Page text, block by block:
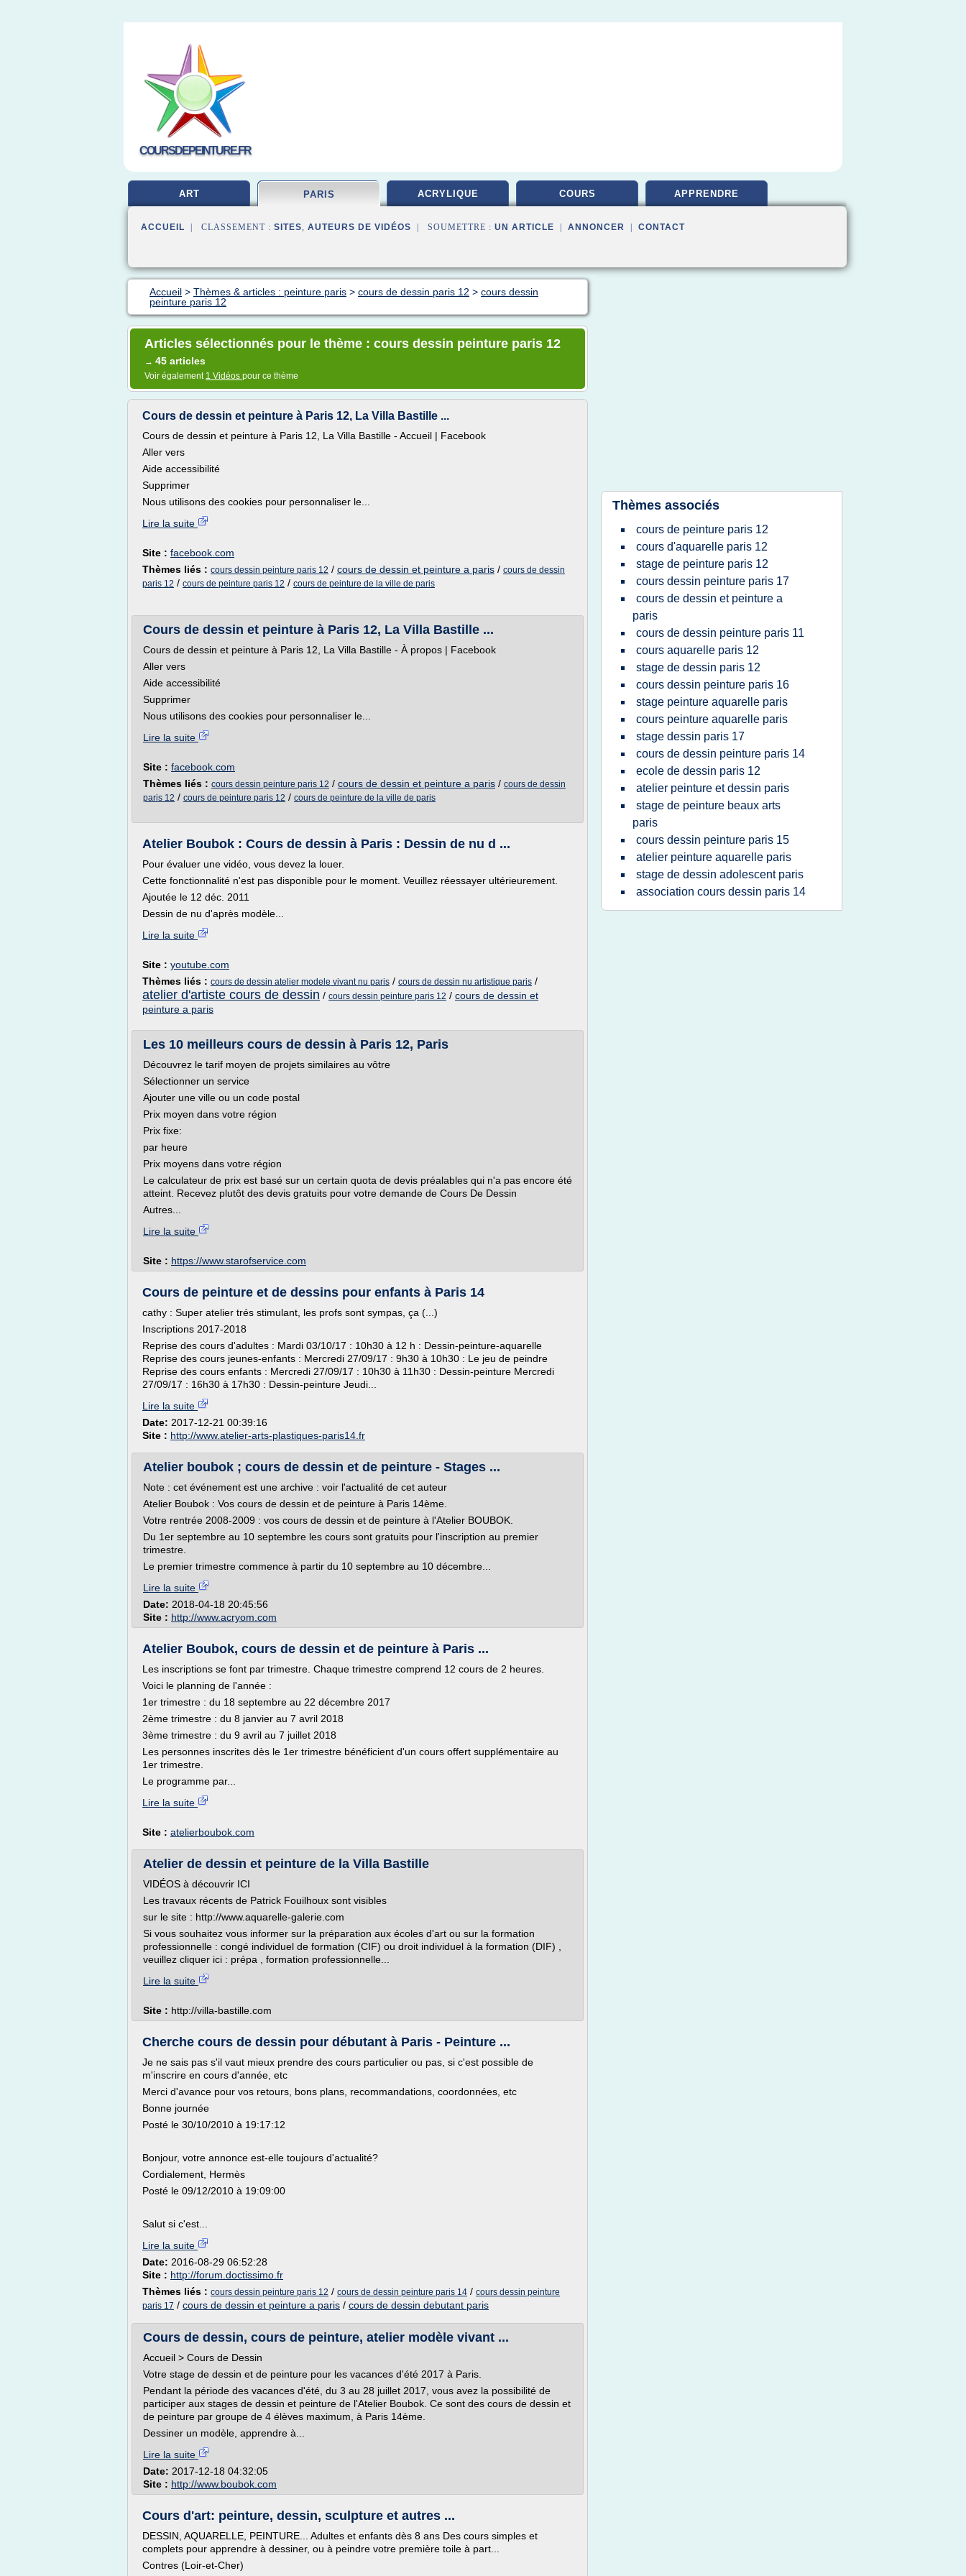
COURSDEPEINTURE.FR
ART PARIS ACRYLIQUE COURS APPRENDRE
ACCUEIL | CLASSEMENT : SITES, AUTEURS DE VIDÉOS | SOUMETTRE : UN ARTICLE ANNONCER CONTACT
Accueil > Thèmes & articles : peinture paris > cours de dessin paris 12 > cours dessin
peinture paris 12
Articles sélectionnés pour le thème : cours dessin peinture paris 12
→ 45 articles
Voir également 1 Vidéos pour ce thème
Cours de dessin et peinture à Paris 12, La Villa Bastille ...
Cours de dessin et peinture à Paris 12, La Villa Bastille - Accueil | Facebook
Aller vers
Aide accessibilité
Supprimer
Nous utilisons des cookies pour personnaliser le...
Lire la suite
Site : facebook.com
Thèmes liés : cours dessin peinture paris 12 / cours de dessin et peinture a paris / cours de dessin
paris 12 / cours de peinture paris 12 / cours de peinture de la ville de paris
Cours de dessin et peinture à Paris 12, La Villa Bastille ...
Cours de dessin et peinture à Paris 12, La Villa Bastille - À propos | Facebook
Aller vers
Aide accessibilité
Supprimer
Nous utilisons des cookies pour personnaliser le...
Lire la suite
Site : facebook.com
Thèmes liés : cours dessin peinture paris 12 / cours de dessin et peinture a paris / cours de dessin
paris 12 / cours de peinture paris 12 / cours de peinture de la ville de paris
Atelier Boubok : Cours de dessin à Paris : Dessin de nu d ...
Pour évaluer une vidéo, vous devez la louer.
Cette fonctionnalité n'est pas disponible pour le moment. Veuillez réessayer ultérieurement.
Ajoutée le 12 déc. 2011
Dessin de nu d'après modèle...
Lire la suite
Site : youtube.com
Thèmes liés : cours de dessin atelier modele vivant nu paris / cours de dessin nu artistique paris /
atelier d'artiste cours de dessin / cours dessin peinture paris 12 / cours de dessin et
peinture a paris
Les 10 meilleurs cours de dessin à Paris 12, Paris
Découvrez le tarif moyen de projets similaires au vôtre
Sélectionner un service
Ajouter une ville ou un code postal
Prix moyen dans votre région
Prix fixe:
par heure
Prix moyens dans votre région
Le calculateur de prix est basé sur un certain quota de devis préalables qui n'a pas encore été
atteint. Recevez plutôt des devis gratuits pour votre demande de Cours De Dessin
Autres...
Lire la suite
Site : https://www.starofservice.com
Cours de peinture et de dessins pour enfants à Paris 14
cathy : Super atelier trés stimulant, les profs sont sympas, ça (...)
Inscriptions 2017-2018
Reprise des cours d'adultes : Mardi 03/10/17 : 10h30 à 12 h : Dessin-peinture-aquarelle
Reprise des cours jeunes-enfants : Mercredi 27/09/17 : 9h30 à 10h30 : Le jeu de peindre
Reprise des cours enfants : Mercredi 27/09/17 : 10h30 à 11h30 : Dessin-peinture Mercredi
27/09/17 : 16h30 à 17h30 : Dessin-peinture Jeudi...
Lire la suite
Date: 2017-12-21 00:39:16
Site : http://www.atelier-arts-plastiques-paris14.fr
Atelier boubok ; cours de dessin et de peinture - Stages ...
Note : cet événement est une archive : voir l'actualité de cet auteur
Atelier Boubok : Vos cours de dessin et de peinture à Paris 14ème.
Votre rentrée 2008-2009 : vos cours de dessin et de peinture à l'Atelier BOUBOK.
Du 1er septembre au 10 septembre les cours sont gratuits pour l'inscription au premier
trimestre.
Le premier trimestre commence à partir du 10 septembre au 10 décembre...
Lire la suite
Date: 2018-04-18 20:45:56
Site : http://www.acryom.com
Atelier Boubok, cours de dessin et de peinture à Paris ...
Les inscriptions se font par trimestre. Chaque trimestre comprend 12 cours de 2 heures.
Voici le planning de l'année :
1er trimestre : du 18 septembre au 22 décembre 2017
2ème trimestre : du 8 janvier au 7 avril 2018
3ème trimestre : du 9 avril au 7 juillet 2018
Les personnes inscrites dès le 1er trimestre bénéficient d'un cours offert supplémentaire au
1er trimestre.
Le programme par...
Lire la suite
Site : atelierboubok.com
Atelier de dessin et peinture de la Villa Bastille
VIDÉOS à découvrir ICI
Les travaux récents de Patrick Fouilhoux sont visibles
sur le site : http://www.aquarelle-galerie.com
Si vous souhaitez vous informer sur la préparation aux écoles d'art ou sur la formation
professionnelle : congé individuel de formation (CIF) ou droit individuel à la formation (DIF) ,
veuillez cliquer ici : prépa , formation professionnelle...
Lire la suite
Site : http://villa-bastille.com
Cherche cours de dessin pour débutant à Paris - Peinture ...
Je ne sais pas s'il vaut mieux prendre des cours particulier ou pas, si c'est possible de
m'inscrire en cours d'année, etc
Merci d'avance pour vos retours, bons plans, recommandations, coordonnées, etc
Bonne journée
Posté le 30/10/2010 à 19:17:12
Bonjour, votre annonce est-elle toujours d'actualité?
Cordialement, Hermès
Posté le 09/12/2010 à 19:09:00
Salut si c'est...
Lire la suite
Date: 2016-08-29 06:52:28
Site : http://forum.doctissimo.fr
Thèmes liés : cours dessin peinture paris 12 / cours de dessin peinture paris 14 / cours dessin peinture
paris 17 / cours de dessin et peinture a paris / cours de dessin debutant paris
Cours de dessin, cours de peinture, atelier modèle vivant ...
Accueil > Cours de Dessin
Votre stage de dessin et de peinture pour les vacances d'été 2017 à Paris.
Pendant la période des vacances d'été, du 3 au 28 juillet 2017, vous avez la possibilité de
participer aux stages de dessin et peinture de l'Atelier Boubok. Ce sont des cours de dessin et
de peinture par groupe de 4 élèves maximum, à Paris 14ème.
Dessiner un modèle, apprendre à...
Lire la suite
Date: 2017-12-18 04:32:05
Site : http://www.boubok.com
Cours d'art: peinture, dessin, sculpture et autres ...
DESSIN, AQUARELLE, PEINTURE... Adultes et enfants dès 8 ans Des cours simples et
complets pour apprendre à dessiner, ou à peindre votre première toile à part...
Contres (Loir-et-Cher)
Thèmes associés
cours de peinture paris 12
cours d'aquarelle paris 12
stage de peinture paris 12
cours dessin peinture paris 17
cours de dessin et peinture a
paris
cours de dessin peinture paris 11
cours aquarelle paris 12
stage de dessin paris 12
cours dessin peinture paris 16
stage peinture aquarelle paris
cours peinture aquarelle paris
stage dessin paris 17
cours de dessin peinture paris 14
ecole de dessin paris 12
atelier peinture et dessin paris
stage de peinture beaux arts
paris
cours dessin peinture paris 15
atelier peinture aquarelle paris
stage de dessin adolescent paris
association cours dessin paris 14